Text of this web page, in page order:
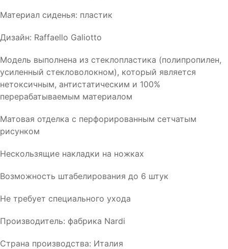
Материал сиденья: пластик
Дизайн: Raffaello Galiotto
Модель выполнена из стеклопластика (полипропилен,
усиленный стекловолокном), который является
нетоксичным, антистатическим и 100%
перерабатываемым материалом
Матовая отделка с перфорированным сетчатым
рисунком
Нескользящие накладки на ножках
Возможность штабелирования до 6 штук
Не требует специального ухода
Производитель: фабрика Nardi
Страна производства: Италия